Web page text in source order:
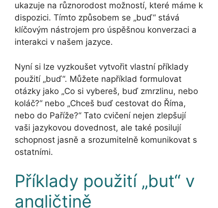
ukazuje na různorodost možností, které máme k
dispozici. Tímto způsobem se „buď“ stává
klíčovým nástrojem pro úspěšnou konverzaci a
interakci v našem jazyce.
Nyní si lze vyzkoušet vytvořit vlastní příklady
použití „buď“. Můžete například formulovat
otázky jako „Co si vybereš, buď zmrzlinu, nebo
koláč?“ nebo „Chceš buď cestovat do Říma,
nebo do Paříže?“ Tato cvičení nejen zlepšují
vaši jazykovou dovednost, ale také posilují
schopnost jasně a srozumitelně komunikovat s
ostatními.
Příklady použití „but“ v
angličtině